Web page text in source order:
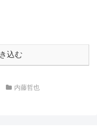
込む
内藤哲也